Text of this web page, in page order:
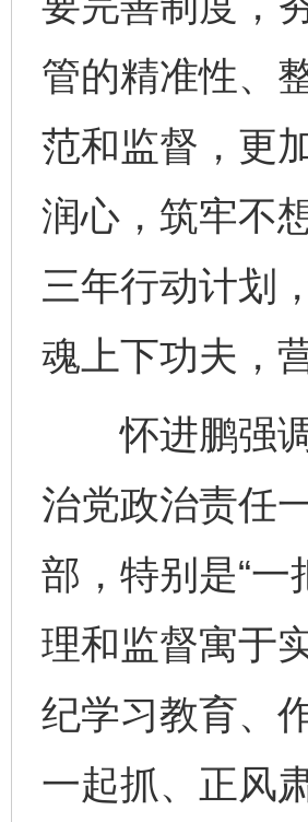
管的精准性、
范和监督，更
润心，筑牢不
三年行动计划
魂上下功夫，
怀进鹏强调
治党政治责任
部，特别是“
理和监督寓于
纪学习教育、
一起抓、正风